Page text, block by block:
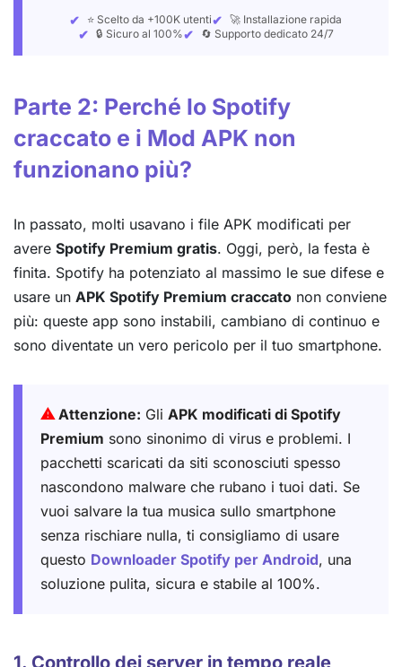
⭐ Scelto da +100K utenti
🚀 Installazione rapida
🔒 Sicuro al 100%
🔄 Supporto dedicato 24/7
Parte 2: Perché lo Spotify
craccato e i Mod APK non
funzionano più?
In passato, molti usavano i file APK modificati per
avere Spotify Premium gratis. Oggi, però, la festa è
finita. Spotify ha potenziato al massimo le sue difese e
usare un APK Spotify Premium craccato non conviene
più: queste app sono instabili, cambiano di continuo e
sono diventate un vero pericolo per il tuo smartphone.
⚠ Attenzione: Gli APK modificati di Spotify
Premium sono sinonimo di virus e problemi. I
pacchetti scaricati da siti sconosciuti spesso
nascondono malware che rubano i tuoi dati. Se
vuoi salvare la tua musica sullo smartphone
senza rischiare nulla, ti consigliamo di usare
questo Downloader Spotify per Android, una
soluzione pulita, sicura e stabile al 100%.
1. Controllo dei server in tempo reale